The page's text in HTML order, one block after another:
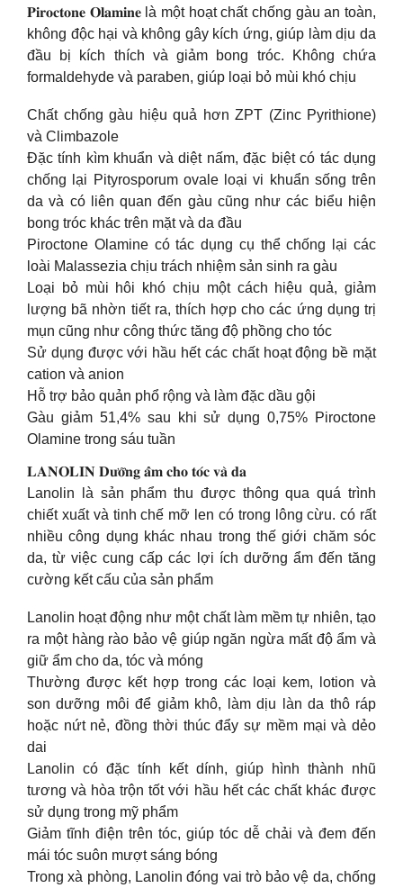
𝐏𝐢𝐫𝐨𝐜𝐭𝐨𝐧𝐞 𝐎𝐥𝐚𝐦𝐢𝐧𝐞 là một hoạt chất chống gàu an toàn,
không độc hại và không gây kích ứng, giúp làm dịu da
đầu bị kích thích và giảm bong tróc. Không chứa
formaldehyde và paraben, giúp loại bỏ mùi khó chịu
Chất chống gàu hiệu quả hơn ZPT (Zinc Pyrithione)
và Climbazole
Đặc tính kìm khuẩn và diệt nấm, đặc biệt có tác dụng
chống lại Pityrosporum ovale loại vi khuẩn sống trên
da và có liên quan đến gàu cũng như các biểu hiện
bong tróc khác trên mặt và da đầu
Piroctone Olamine có tác dụng cụ thể chống lại các
loài Malassezia chịu trách nhiệm sản sinh ra gàu
Loại bỏ mùi hôi khó chịu một cách hiệu quả, giảm
lượng bã nhờn tiết ra, thích hợp cho các ứng dụng trị
mụn cũng như công thức tăng độ phồng cho tóc
Sử dụng được với hầu hết các chất hoạt động bề mặt
cation và anion
Hỗ trợ bảo quản phổ rộng và làm đặc dầu gội
Gàu giảm 51,4% sau khi sử dụng 0,75% Piroctone
Olamine trong sáu tuần
𝐋𝐀𝐍𝐎𝐋𝐈𝐍 𝐃𝐮̛𝐨̛̃𝐧𝐠 𝐚̂̉𝐦 𝐜𝐡𝐨 𝐭𝐨́𝐜 𝐯𝐚̀ 𝐝𝐚
Lanolin là sản phẩm thu được thông qua quá trình
chiết xuất và tinh chế mỡ len có trong lông cừu. có rất
nhiều công dụng khác nhau trong thế giới chăm sóc
da, từ việc cung cấp các lợi ích dưỡng ẩm đến tăng
cường kết cấu của sản phẩm
Lanolin hoạt động như một chất làm mềm tự nhiên, tạo
ra một hàng rào bảo vệ giúp ngăn ngừa mất độ ẩm và
giữ ẩm cho da, tóc và móng
Thường được kết hợp trong các loại kem, lotion và
son dưỡng môi để giảm khô, làm dịu làn da thô ráp
hoặc nứt nẻ, đồng thời thúc đẩy sự mềm mại và dẻo
dai
Lanolin có đặc tính kết dính, giúp hình thành nhũ
tương và hòa trộn tốt với hầu hết các chất khác được
sử dụng trong mỹ phẩm
Giảm tĩnh điện trên tóc, giúp tóc dễ chải và đem đến
mái tóc suôn mượt sáng bóng
Trong xà phòng, Lanolin đóng vai trò bảo vệ da, chống